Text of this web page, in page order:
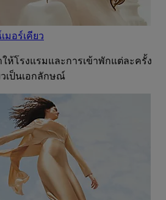
มอร์เคียว
ห้โรงแรมและการเข้าพักแต่ละครั้ง
วเป็นเอกลักษณ์